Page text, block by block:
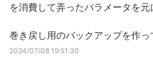
を消費して弄ったパラメータを
巻き戻し用のバックアップを作っ
2024/07/08 19:51:30